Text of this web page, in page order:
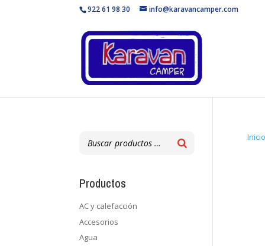
922 61 98 30 info@karavancamper.com
Inicio
Productos
AC y calefacción
Accesorios
Agua